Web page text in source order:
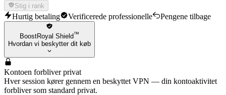
Stig i rank
Hurtig betaling Verificerede professionelle Pengene tilbage
BoostRoyal Shield™
Hvordan vi beskytter dit køb
Kontoen forbliver privat
Hver session kører gennem en beskyttet VPN — din kontoaktivitet
forbliver som standard privat.